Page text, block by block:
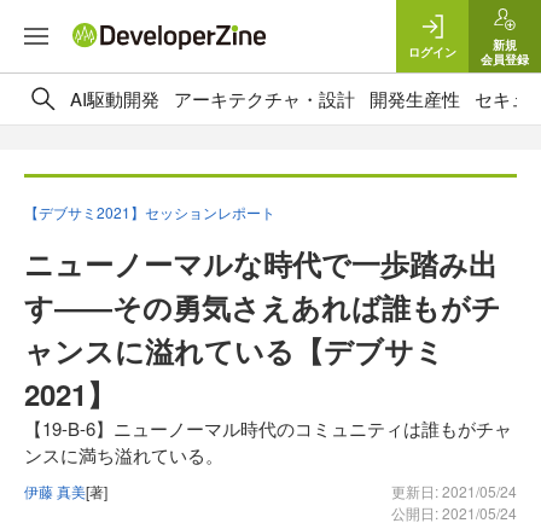
ログイン
新規
会員登録
AI駆動開発 アーキテクチャ・設計 開発生産性 セキュ
【デブサミ2021】セッションレポート
ニューノーマルな時代で一歩踏み出
す――その勇気さえあれば誰もがチ
ャンスに溢れている【デブサミ
2021】
【19-B-6】ニューノーマル時代のコミュニティは誰もがチャ
ンスに満ち溢れている。
伊藤 真美[著]
更新日: 2021/05/24
公開日: 2021/05/24